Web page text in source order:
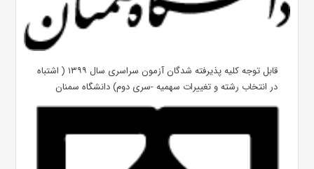
قابل توجه کلیه پذیرفته شدگان آزمون سراسری سال ۱۳۹۹ ( اشتباه
در انتخاب رشته و تغییرات سهمیه -سری دوم) دانشگاه سمنان